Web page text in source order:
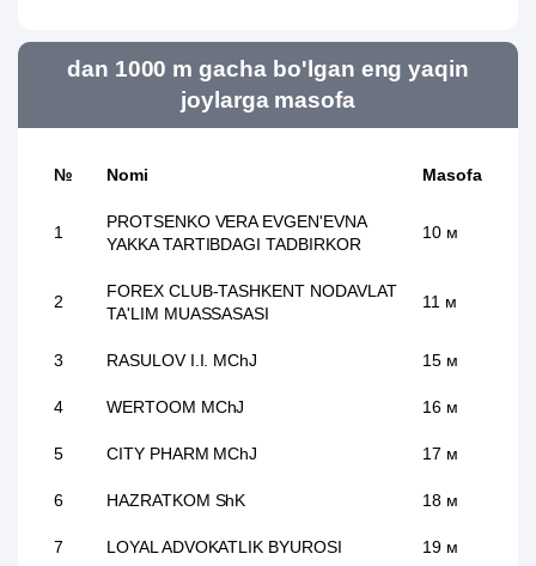
dan 1000 m gacha bo'lgan eng yaqin
joylarga masofa
№ Nomi Masofa
1
PROTSENKO VERA EVGEN'EVNA
YAKKA TARTIBDAGI TADBIRKOR
10 м
2
FOREX CLUB-TASHKENT NODAVLAT
TA'LIM MUASSASASI
11 м
3 RASULOV I.I. MChJ 15 м
4 WERTOOM MChJ 16 м
5 CITY PHARM MChJ 17 м
6 HAZRATKOM ShK 18 м
7 LOYAL ADVOKATLIK BYUROSI 19 м